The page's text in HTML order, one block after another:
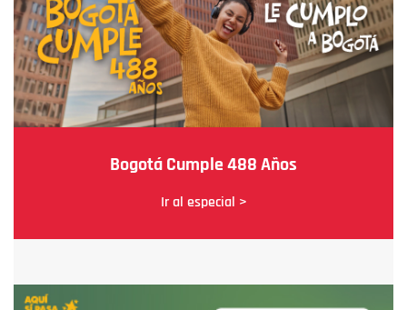
Bogotá Cumple 488 Años
Ir al especial >